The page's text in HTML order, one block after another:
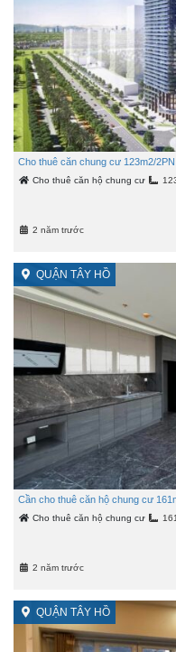
Cho thuê căn chung cư 123m2/
Cho thuê căn hộ chung cư
2 năm trước
QUẬN TÂY HỒ
Cần cho thuê căn hộ chung cư
Cho thuê căn hộ chung cư
2 năm trước
QUẬN TÂY HỒ